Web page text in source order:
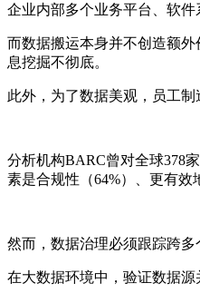
企业内部多个业务平台、软件
而数据搬运本身并不创造额
息挖掘不彻底。
此外，为了数据美观，员工
分析机构BARC曾对全球378
素是合规性（64%）、更有效
然而，数据治理必须跟踪跨多
在大数据环境中，验证数据